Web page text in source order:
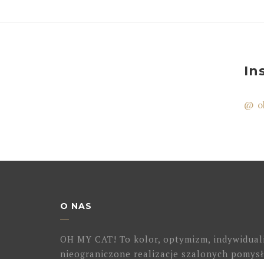
@
O NAS
OH MY CAT! To kolor, optymizm,
nieograniczone realizacje szalonych